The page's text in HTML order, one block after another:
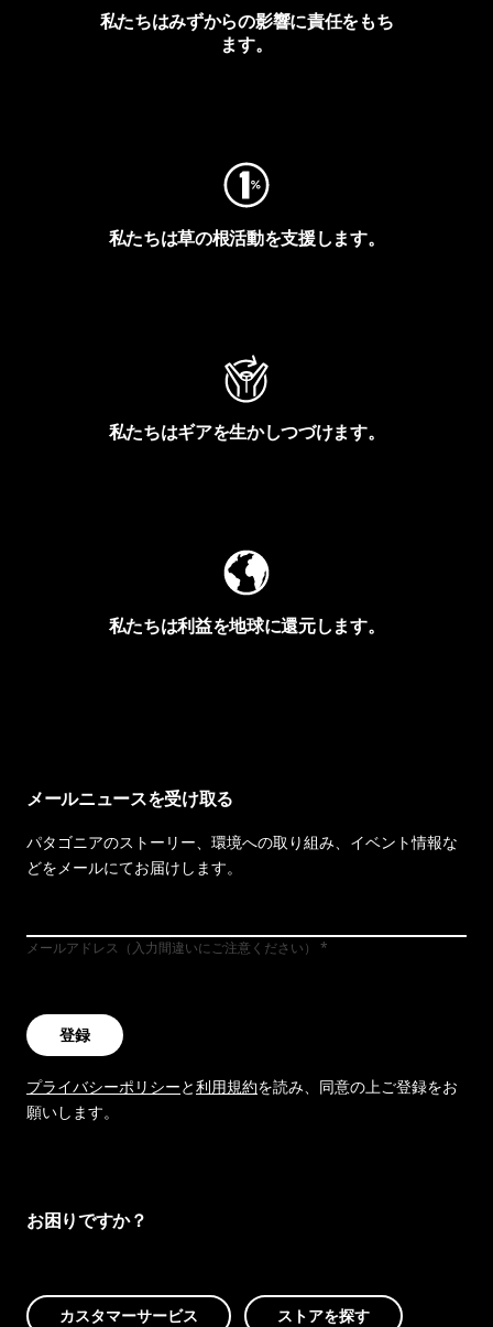
私たちはみずからの影響に責任をもち
ます。
私たちは草の根活動を支援します。
私たちはギアを生かしつづけます。
私たちは利益を地球に還元します。
メールニュースを受け取る
パタゴニアのストーリー、環境への取り組み、イベント情報な
どをメールにてお届けします。
メールアドレス（入力間違いにご注意ください）
登録
プライバシーポリシーと利用規約を読み、同意の上ご登録をお
願いします。
お困りですか？
カスタマーサービス ストアを探す